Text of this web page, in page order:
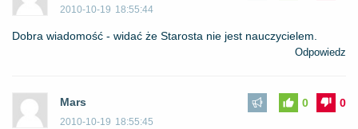
2010-10-19 18:55:44
Dobra wiadomość - widać że Starosta nie jest nauczycielem.
Odpowiedz
Mars
2010-10-19 18:55:45
0
0